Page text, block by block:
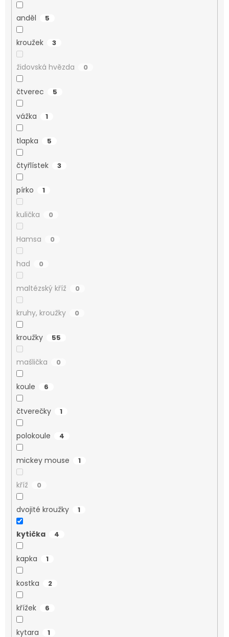
anděl 5
kroužek 3
židovská hvězda 0
čtverec 5
vážka 1
tlapka 5
čtyřlístek 3
pírko 1
kulička 0
Hamsa 0
had 0
maltézský kříž 0
kruhy, kroužky 0
kroužky 55
mašlička 0
koule 6
čtverečky 1
polokoule 4
mickey mouse 1
kříž 0
dvojité kroužky 1
kytička 4
kapka 1
kostka 2
křížek 6
kytara 1